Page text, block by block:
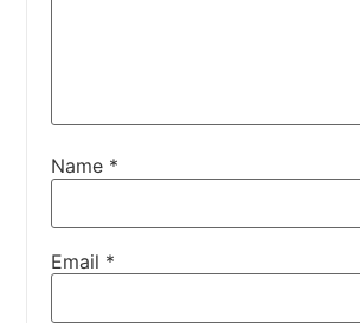
Name *
Email *